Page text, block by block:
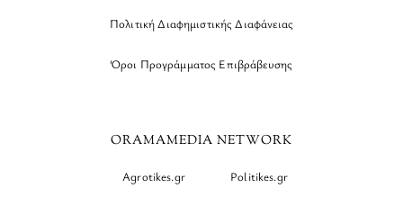
Πολιτική Διαφημιστικής Διαφάνειας
Όροι Προγράμματος Επιβράβευσης
ORAMAMEDIA NETWORK
Agrotikes.gr Politikes.gr